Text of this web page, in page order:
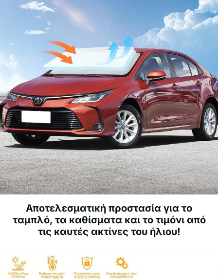
Αποτελεσματική προστασία για το
ταμπλό, τα καθίσματα και το τιμόνι από
τις καυτές ακτίνες του ήλιου!